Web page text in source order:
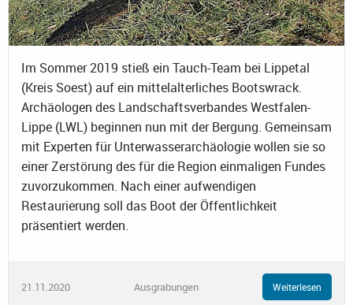
Im Sommer 2019 stieß ein Tauch-Team bei Lippetal
(Kreis Soest) auf ein mittelalterliches Bootswrack.
Archäologen des Landschaftsverbandes Westfalen-
Lippe (LWL) beginnen nun mit der Bergung. Gemeinsam
mit Experten für Unterwasserarchäologie wollen sie so
einer Zerstörung des für die Region einmaligen Fundes
zuvorzukommen. Nach einer aufwendigen
Restaurierung soll das Boot der Öffentlichkeit
präsentiert werden.
21.11.2020 Ausgrabungen Weiterlesen